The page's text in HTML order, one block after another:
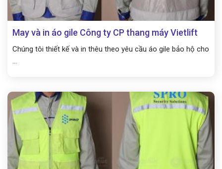
May và in áo gile Công ty CP thang máy Vietlift
Chúng tôi thiết kế và in thêu theo yêu cầu áo gile bảo hộ cho
...